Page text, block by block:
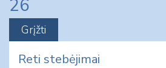
26
Reti stebėjimai